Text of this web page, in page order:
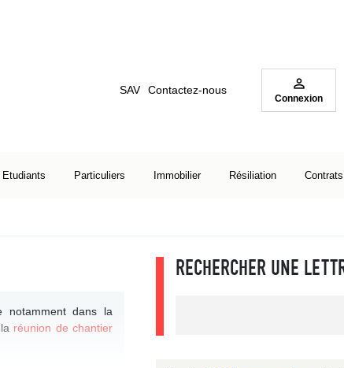
SAV Contactez-nous 
Connexion
Etudiants Particuliers Immobilier Résiliation Contrats
notamment dans la
réunion de chantier
RECHERCHER UNE